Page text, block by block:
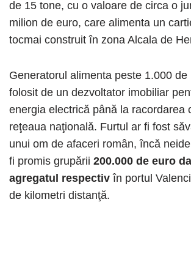
de 15 tone, cu o valoare de circa o
milion de euro, care alimenta un
tocmai construit în zona Alcala de
Generatorul alimenta peste 1.000
folosit de un dezvoltator imobiliar
energia electrică până la racordarea
reţeaua naţională. Furtul ar fi fost
unui om de afaceri român, încă
fi promis grupării 200.000 de euro
agregatul respectiv în portul
de kilometri distanţă.